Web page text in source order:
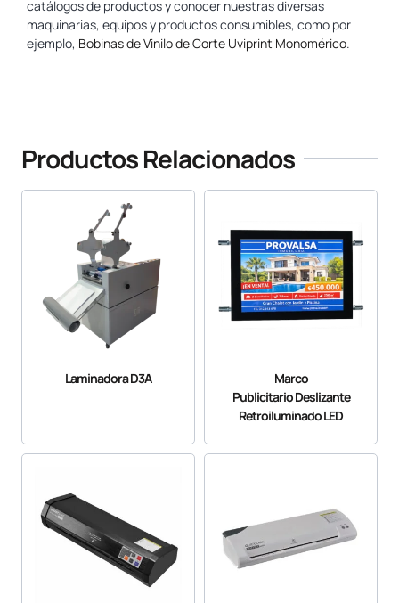
catálogos de productos y conocer nuestras diversas
maquinarias, equipos y productos consumibles, como por
ejemplo, Bobinas de Vinilo de Corte Uviprint Monomérico.
Productos Relacionados
Laminadora D3A
Marco
Publicitario Deslizante
Retroiluminado LED